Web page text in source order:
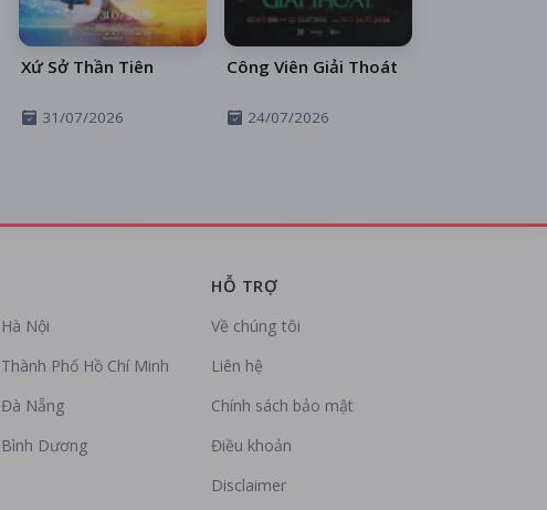
Xứ Sở Thần Tiên
31/07/2026
Công Viên Giải Thoát
24/07/2026
Hà Nội
Thành Phố Hồ Chí Minh
Đà Nẵng
Bình Dương
HỖ TRỢ
Về chúng tôi
Liên hệ
Chính sách bảo mật
Điều khoản
Disclaimer